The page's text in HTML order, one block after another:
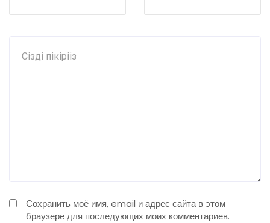
Сохранить моё имя, email и адрес сайта в этом
браузере для последующих моих комментариев.